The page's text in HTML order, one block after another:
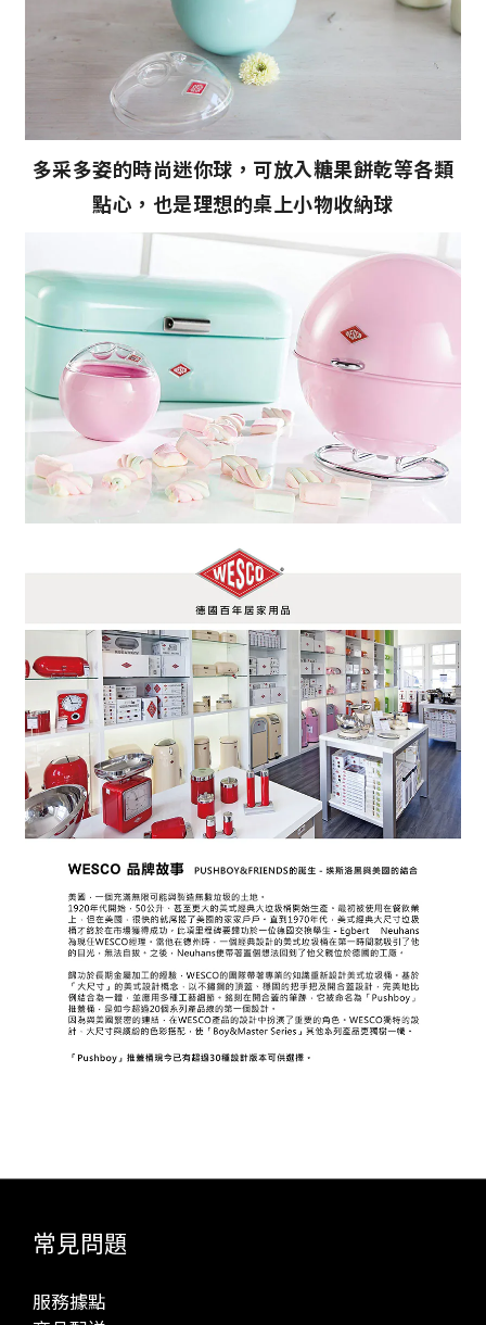
多采多姿的時尚迷你球，可放入糖果餅乾等各類
點心，也是理想的桌上小物收納球
常見問題
服務據點